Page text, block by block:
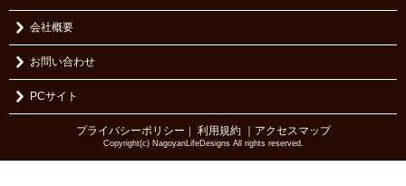
会社概要
お問い合わせ
PCサイト
プライバシーポリシー ｜ 利用規約 ｜アクセスマップ
Copyright(c) NagoyanLifeDesigns All rights reserved.